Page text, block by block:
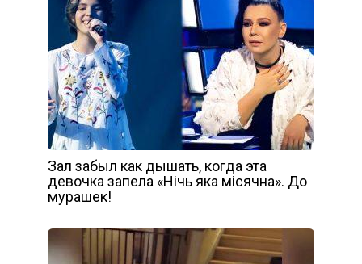
Зал забыл как дышать, когда эта
девочка запела «Нічь яка місячна». До
мурашек!